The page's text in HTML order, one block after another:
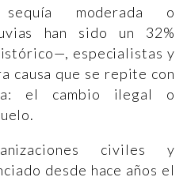
moderada o
han sido un 32%
especialistas y
causa que se repite con
el cambio ilegal o
civiles y
desde hace años el